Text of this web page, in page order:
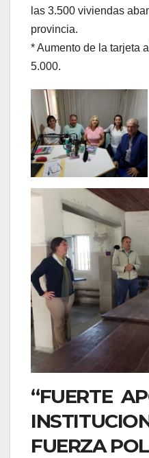
las 3.500 viviendas
provincia.
* Aumento de la tarjeta
5.000.
“FUERTE
FUERZA